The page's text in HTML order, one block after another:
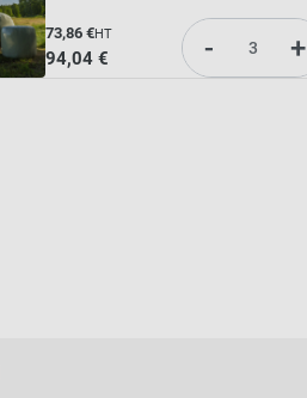
73,86 €HT
94,04 € - +